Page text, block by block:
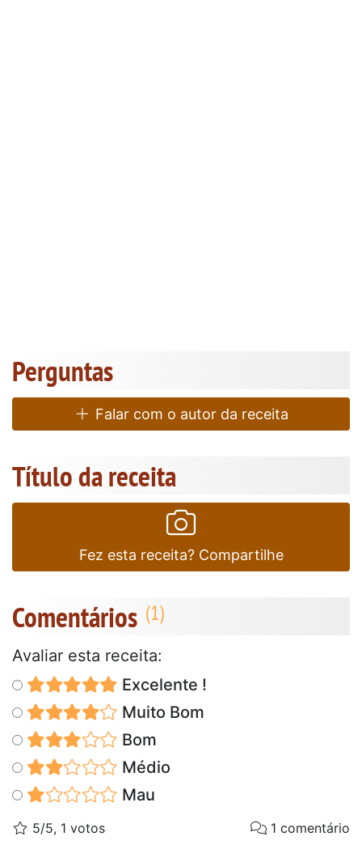
Perguntas
Falar com o autor da receita
Título da receita
Fez esta receita? Compartilhe
Comentários
Avaliar esta receita:
Excelente !
Muito Bom
Bom
Médio
Mau
5/5, 1 votos 1 comentário